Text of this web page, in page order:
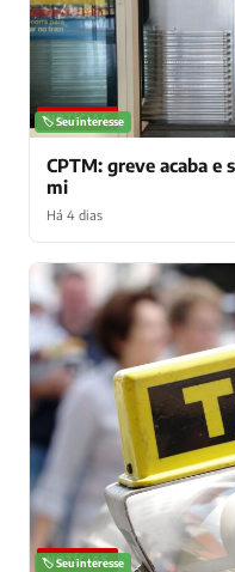
NOTÍCIAS
🏷️ Seu interesse
CPTM: greve acaba e
mi
Há 4 dias
NOTÍCIAS
🏷️ Seu interesse